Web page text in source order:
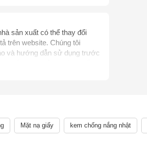
sản xuất có thể thay đổi
trên website. Chúng tôi
và hướng dẫn sử dụng trước
để tham khảo, không thể
lẫn hay sai lệch về sản
Mặt nạ giấy kem chống nắng nhật